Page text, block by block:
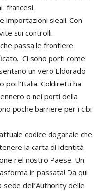
francesi.
importazioni sleali. Con
sui controlli.
passa le frontiere
Ci sono porti come
un vero Eldorado
poi l’Italia. Coldiretti ha
o nei porti della
poche barriere per i cibi
codice doganale che
la carta di identità
nel nostro Paese. Un
in passata! Da qui
dell’Authority delle